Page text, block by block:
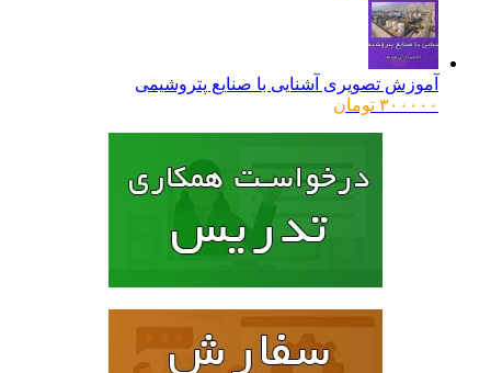
آموزش تصویری آشنایی با صنایع پتروشیمی
۳۰۰۰۰۰ تومان